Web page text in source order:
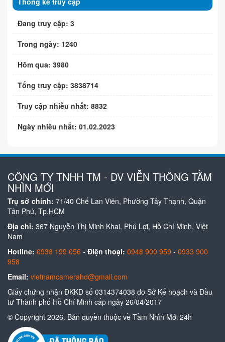
Đang truy cập: 3
Trong ngày: 1240
Hôm qua: 3980
Tổng truy cập: 3838714
Truy cập nhiều nhất: 8832
Ngày nhiều nhất: 01.02.2023
CÔNG TY TNHH TM - DV VIỄN THÔNG TẦM
NHÌN MỚI
Trụ sở chính: 71/40 Chế Lan Viên, Phường Tây Thạnh, Quận
Tân Phú, Tp.HCM
Địa chỉ: 367 Nguyễn Thị Minh Khai, Phú Lợi, Hồ Chí Minh, Việt
Nam
Hotline: 0938 199 056 - Điện thoại: 0948 900 959 - 0933 900
958
Email: vietnamcamerahd@gmail.com
Giấy chứng nhận ĐKKD số 0314374038 do Sở Kế hoạch và Đầu
tư Thành phố Hồ Chí Minh cấp ngày 26/04/2017
© Copyright 2026. Bản quyền thuộc về Tầm Nhìn Mới 24h